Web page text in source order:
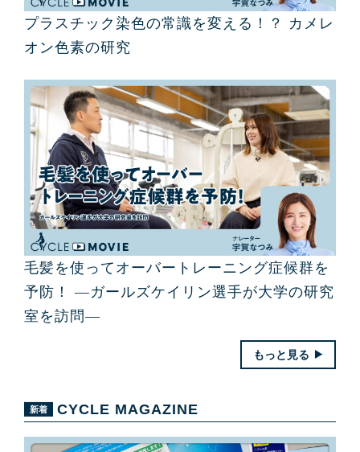
プラスチック染色の常識を変える！？ カメレ
オン色素の研究
毛髪を使ってオーバートレーニング症候群を
予防！ ―ガールズケイリン選手が大学の研究
室を訪問―
もっと見る
CYCLE MAGAZINE